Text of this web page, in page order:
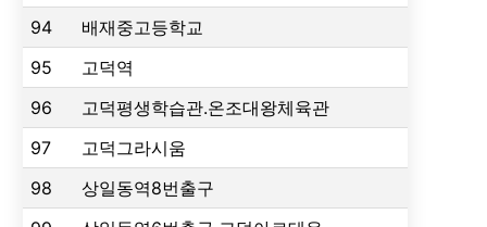
94
배재중고등학교
95
고덕역
96
고덕평생학습관.온조대왕체육관
97
고덕그라시움
98
상일동역8번출구